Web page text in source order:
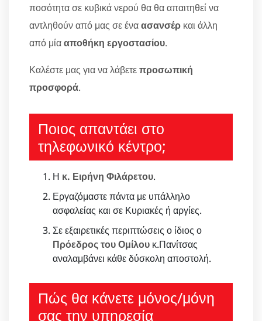
ποσότητα σε κυβικά νερού θα θα απαιτηθεί να
αντληθούν από μας σε έναασανσέρ και άλλη
από μίααποθήκη εργοστασίου.
Καλέστε μας για να λάβετεπροσωπική
προσφορά.
Ποιος απαντάει στο
τηλεφωνικό κέντρο;
Η κ. Ειρήνη Φιλάρετου.
Εργαζόμαστε πάντα με υπάλληλο
ασφαλείας και σε Κυριακές ή αργίες.
Σε εξαιρετικές περιπτώσεις ο ίδιος ο
Πρόεδρος του Ομίλου κ.Πανίτσας
αναλαμβάνει κάθε δύσκολη αποστολή.
Πώς θα κάνετε μόνος/μόνη
σας την υπηρεσία